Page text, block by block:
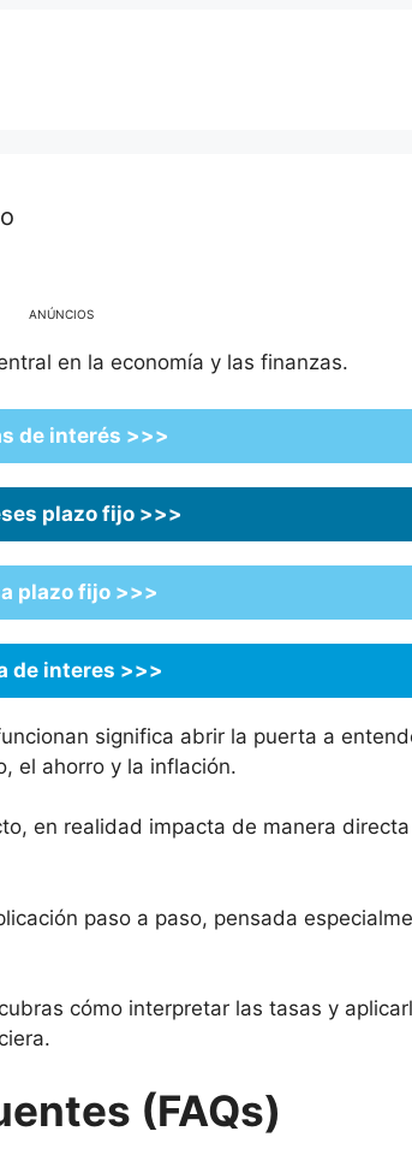
ANÚNCIOS
en la economía y las finanzas.
de interés >>>
plazo fijo >>>
plazo fijo >>>
de interes >>>
significa abrir la puerta a
el ahorro y la inflación.
en realidad impacta de manera
paso a paso, pensada
cómo interpretar las tasas y
(FAQs)